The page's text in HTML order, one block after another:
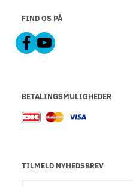
FIND OS PÅ
BETALINGSMULIGHEDER
TILMELD NYHEDSBREV